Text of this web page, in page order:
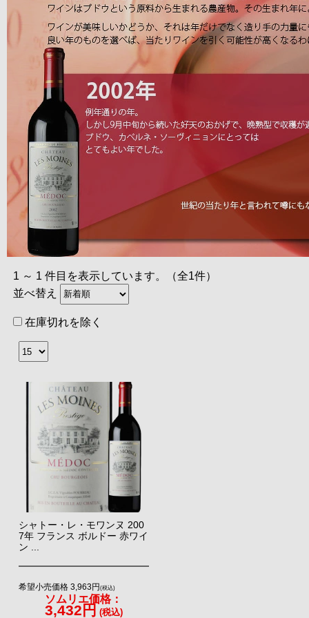
1 ～ 1 件目を表示しています。（全1件）
並べ替え
在庫切れを除く
シャトー・レ・モワンヌ 200
7年 フランス ボルドー 赤ワイ
ン ...
希望小売価格 3,963円(税込)
ソムリエ価格：
3,432円 (税込)